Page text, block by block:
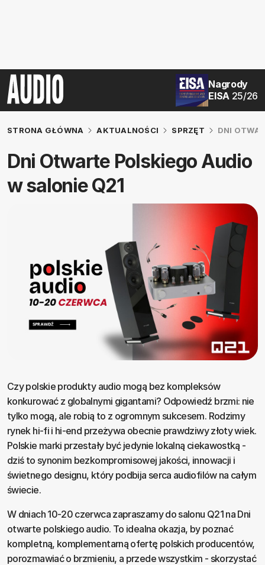
Nagrody
EISA 25/26
STRONA GŁÓWNA AKTUALNOŚCI SPRZĘT DNI
Dni Otwarte Polskiego Audio
w salonie Q21
Czy polskie produkty audio mogą bez kompleksów
konkurować z globalnymi gigantami? Odpowiedź brzmi: nie
tylko mogą, ale robią to z ogromnym sukcesem. Rodzimy
rynek hi-fi i hi-end przeżywa obecnie prawdziwy złoty wiek.
Polskie marki przestały być jedynie lokalną ciekawostką -
dziś to synonim bezkompromisowej jakości, innowacji i
świetnego designu, który podbija serca audiofilów na całym
świecie.
W dniach 10-20 czerwca zapraszamy do salonu Q21 na Dni
otwarte polskiego audio. To idealna okazja, by poznać
kompletną, komplementarną ofertę polskich producentów,
porozmawiać o brzmieniu, a przede wszystkim - skorzystać